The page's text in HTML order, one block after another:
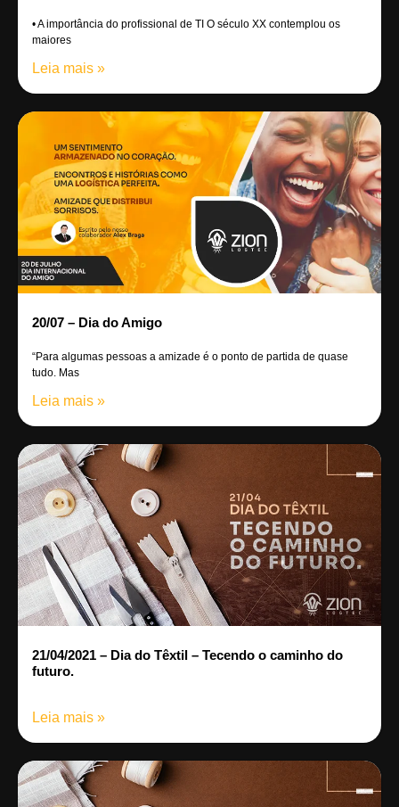
• A importância do profissional de TI O século XX contemplou os
maiores
Leia mais »
20/07 – Dia do Amigo
“Para algumas pessoas a amizade é o ponto de partida de quase
tudo. Mas
Leia mais »
21/04/2021 – Dia do Têxtil – Tecendo o caminho do
futuro.
Leia mais »